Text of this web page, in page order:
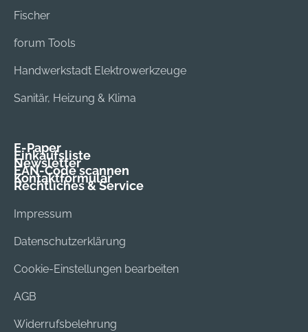
Fischer
forum Tools
Handwerkstadt Elektrowerkzeuge
Sanitär, Heizung & Klima
E-Paper
Einkaufsliste
Newsletter
EAN-Code scannen
Kontaktformular
Rechtliches & Service
Impressum
Datenschutzerklärung
Cookie-Einstellungen bearbeiten
AGB
Widerrufsbelehrung